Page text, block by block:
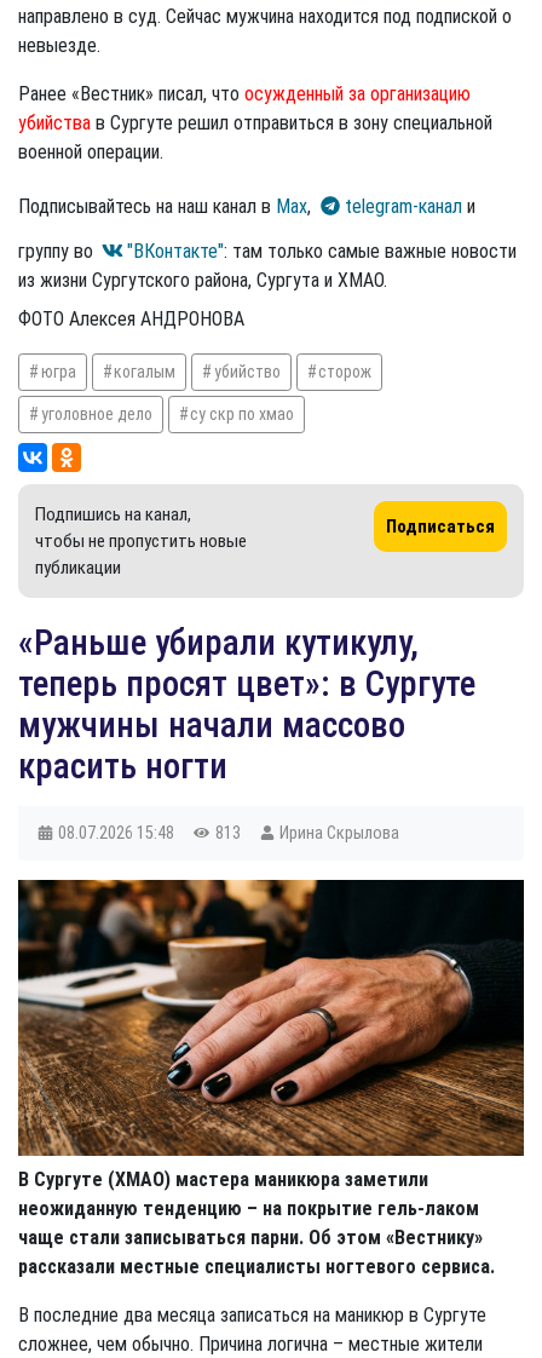
направлено в суд. Сейчас мужчина находится под подпиской о
невыезде.
Ранее «Вестник» писал, что осужденный за организацию
убийства в Сургуте решил отправиться в зону специальной
военной операции.
Подписывайтесь на наш канал в Max, telegram-канал и
группу во
"ВКонтакте": там только самые важные новости
из жизни Сургутского района, Сургута и ХМАО.
ФОТО Алексея АНДРОНОВА
югра когалым убийство сторож
уголовное дело су скр по хмао
Подпишись на канал,
чтобы не пропустить новые
публикации
Подписаться
«Раньше убирали кутикулу,
теперь просят цвет»: в Сургуте
мужчины начали массово
красить ногти
08.07.2026 15:48 813 Ирина Скрылова
В Сургуте (ХМАО) мастера маникюра заметили
неожиданную тенденцию – на покрытие гель-лаком
чаще стали записываться парни. Об этом «Вестнику»
рассказали местные специалисты ногтевого сервиса.
В последние два месяца записаться на маникюр в Сургуте
сложнее, чем обычно. Причина логична – местные жители